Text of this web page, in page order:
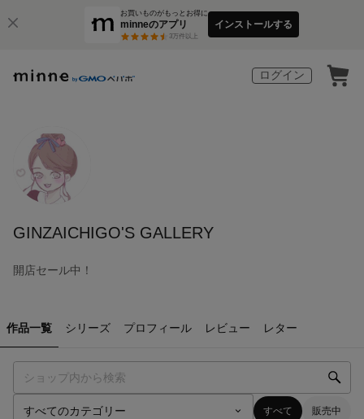
お買いものがもっとお得に
minneのアプリ
3万件以上
インストールする
ログイン
GINZAICHIGO'S GALLERY
開店セール中！
作品一覧 シリーズ プロフィール レビュー レター
すべて 販売中